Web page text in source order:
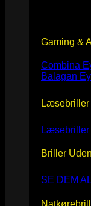
Gaming &
Combina
Balagan
Læsebriller
Briller
SE DEM